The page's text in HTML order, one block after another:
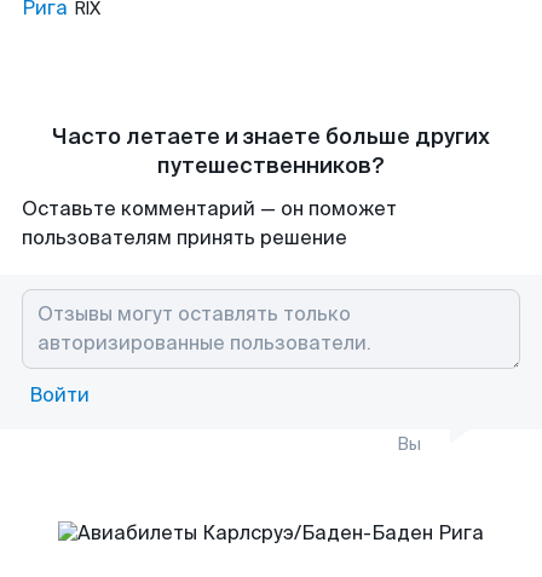
Рига RIX
Часто летаете и знаете больше других
путешественников?
Оставьте комментарий — он поможет
пользователям принять решение
Войти
Вы